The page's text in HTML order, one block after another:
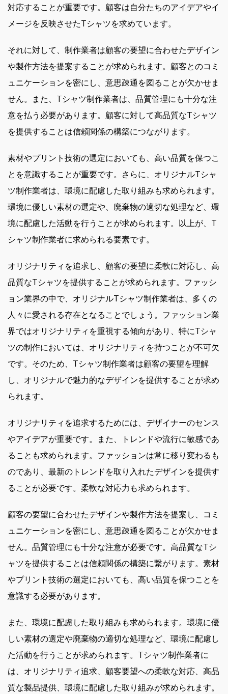
対応することが重要です。顧客は自分たちのアイデアやイ
メージを反映させたTシャツを求めています。
それに対して、制作業者は顧客の要望に合わせたデザイン
や製作方法を提案することが求められます。顧客とのコミ
ュニケーションを密にし、意思疎通を図ることが欠かせま
せん。また、Tシャツ制作業者は、品質管理にも十分な注
意を払う必要があります。顧客に対して高品質なTシャツ
を提供することは信頼関係の構築につながります。
素材やプリント技術の選定においても、高い品質を保つこ
とを意識することが重要です。さらに、オリジナルTシャ
ツ制作業者は、環境に配慮した取り組みも求められます。
環境に優しい素材の選定や、廃棄物の適切な処理など、環
境に配慮した活動を行うことが求められます。以上が、T
シャツ制作業者に求められる要素です。
オリジナリティを追求し、顧客の要望に柔軟に対応し、高
品質なTシャツを提供することが求められます。ファッシ
ョン業界の中で、オリジナルTシャツ制作業者は、多くの
人々に愛される存在となることでしょう。ファッション業
界ではオリジナリティを重視する傾向があり、特にTシャ
ツの制作においては、オリジナリティを持つことが不可欠
です。そのため、Tシャツ制作業者は顧客の要望を理解
し、オリジナルで魅力的なデザインを提供することが求め
られます。
オリジナリティを追求するためには、デザイナーのセンス
やアイデアが重要です。また、トレンドや流行に敏感であ
ることも求められます。ファッションは常に移り変わるも
のであり、最新のトレンドを取り入れたデザインを提供す
ることが必要です。柔軟な対応力も求められます。
顧客の要望に合わせたデザインや製作方法を提案し、コミ
ュニケーションを密にし、意思疎通を図ることが欠かせま
せん。品質管理にも十分な注意が必要です。高品質なTシ
ャツを提供することは信頼関係の構築に繋がります。素材
やプリント技術の選定においても、高い品質を保つことを
意識する必要があります。
また、環境に配慮した取り組みも求められます。環境に優
しい素材の選定や廃棄物の適切な処理など、環境に配慮し
た活動を行うことが求められます。Tシャツ制作業者に
は、オリジナリティ追求、顧客要望への柔軟な対応、高品
質な製品提供、環境に配慮した取り組みが求められます。